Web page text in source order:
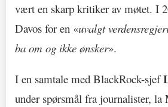
vært en skarp kritiker av møtet. I
Davos for en «uvalgt
ba om og ikke ønsker».
I en samtale med BlackRock-sjef
under spørsmål fra journalister,